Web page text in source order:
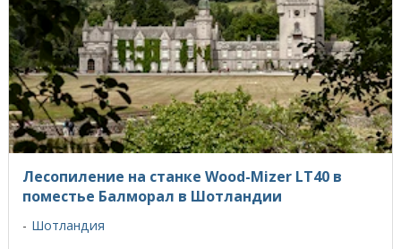
Лесопиление на станке Wood-Mizer LT40 в
поместье Балморал в Шотландии
Шотландия